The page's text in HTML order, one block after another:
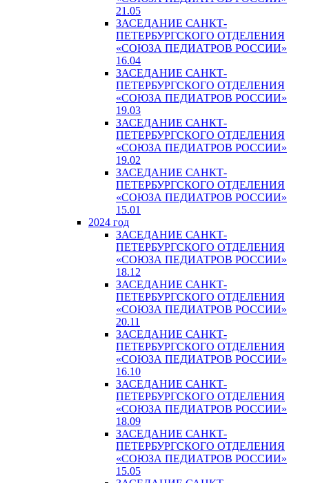
21.05
ЗАСЕДАНИЕ САНКТ-
ПЕТЕРБУРГСКОГО ОТДЕЛЕНИЯ
«СОЮЗА ПЕДИАТРОВ РОССИИ»
16.04
ЗАСЕДАНИЕ САНКТ-
ПЕТЕРБУРГСКОГО ОТДЕЛЕНИЯ
«СОЮЗА ПЕДИАТРОВ РОССИИ»
19.03
ЗАСЕДАНИЕ САНКТ-
ПЕТЕРБУРГСКОГО ОТДЕЛЕНИЯ
«СОЮЗА ПЕДИАТРОВ РОССИИ»
19.02
ЗАСЕДАНИЕ САНКТ-
ПЕТЕРБУРГСКОГО ОТДЕЛЕНИЯ
«СОЮЗА ПЕДИАТРОВ РОССИИ»
15.01
2024 год
ЗАСЕДАНИЕ САНКТ-
ПЕТЕРБУРГСКОГО ОТДЕЛЕНИЯ
«СОЮЗА ПЕДИАТРОВ РОССИИ»
18.12
ЗАСЕДАНИЕ САНКТ-
ПЕТЕРБУРГСКОГО ОТДЕЛЕНИЯ
«СОЮЗА ПЕДИАТРОВ РОССИИ»
20.11
ЗАСЕДАНИЕ САНКТ-
ПЕТЕРБУРГСКОГО ОТДЕЛЕНИЯ
«СОЮЗА ПЕДИАТРОВ РОССИИ»
16.10
ЗАСЕДАНИЕ САНКТ-
ПЕТЕРБУРГСКОГО ОТДЕЛЕНИЯ
«СОЮЗА ПЕДИАТРОВ РОССИИ»
18.09
ЗАСЕДАНИЕ САНКТ-
ПЕТЕРБУРГСКОГО ОТДЕЛЕНИЯ
«СОЮЗА ПЕДИАТРОВ РОССИИ»
15.05